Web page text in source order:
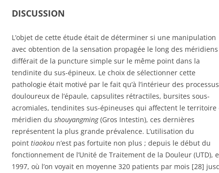
DISCUSSION
L’objet de cette étude était de déterminer si une manipulation
avec obtention de la sensation propagée le long des méridiens
différait de la puncture simple sur le même point dans la
tendinite du sus-épineux. Le choix de sélectionner cette
pathologie était motivé par le fait qu’à l’intérieur des processus
douloureux de l’épaule, capsulites rétractiles, bursites sous-
acromiales, tendinites sus-épineuses qui affectent le territoire
méridien du shouyangming(Gros Intestin), ces dernières
représentent la plus grande prévalence. L’utilisation du
point tiaokou n’est pas fortuite non plus ; depuis le début du
fonctionnement de l’Unité de Traitement de la Douleur (UTD),
1997, où l’on voyait en moyenne 320 patients par mois [28]